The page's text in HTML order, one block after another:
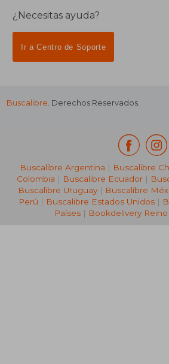
₡ 10.175
¿Necesitas ayuda?
Ir a Centro de Soporte
Buscalibre. Derechos Reservados.
Buscalibre Argentina | Buscalibre
Colombia | Buscalibre Ecuador |
Buscalibre Uruguay| Buscalibre
Perú | Buscalibre Estados Unidos|
Países | Bookdelivery